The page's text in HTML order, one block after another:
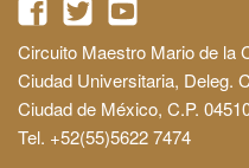
Circuito Maestro Mario de la
Ciudad Universitaria, Deleg.
Ciudad de México, C.P.
Tel. +52(55)5622 7474